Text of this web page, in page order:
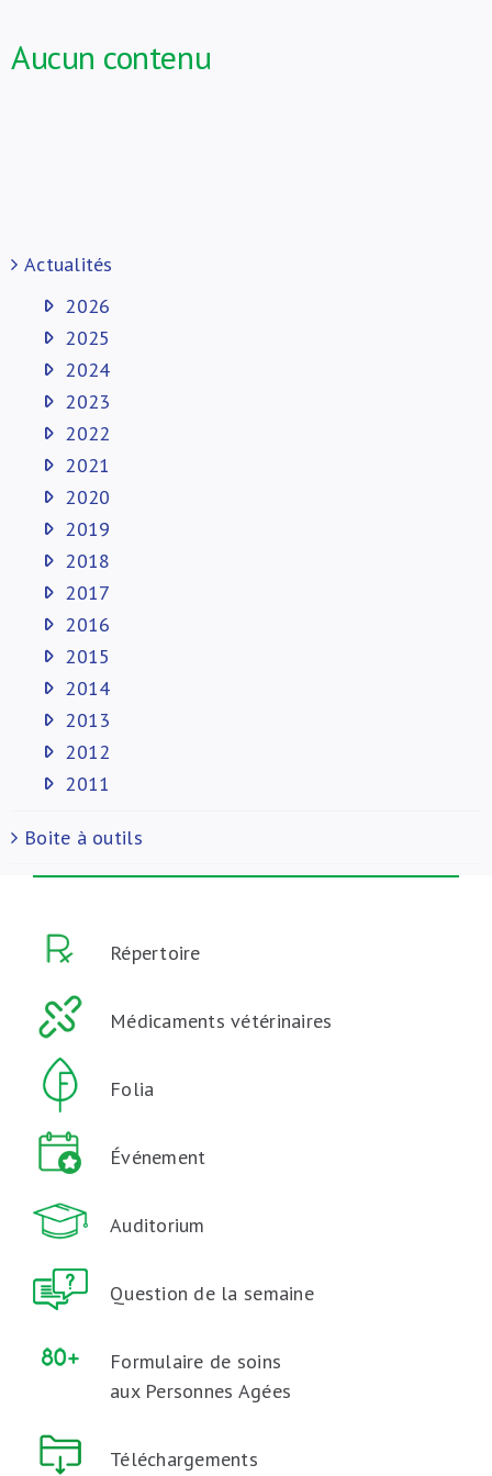
Aucun contenu
Actualités
2026
2025
2024
2023
2022
2021
2020
2019
2018
2017
2016
2015
2014
2013
2012
2011
Boite à outils
Répertoire
Médicaments vétérinaires
Folia
Événement
Auditorium
Question de la semaine
Formulaire de soins
aux Personnes Agées
Téléchargements